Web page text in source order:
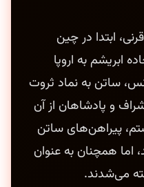
ابتدا در چین
ابریشم به اروپا
ساتن به نماد ثروت
و پادشاهان از آن
پیراهن‌های ساتن
اما همچنان به عنوان
می‌شدند.